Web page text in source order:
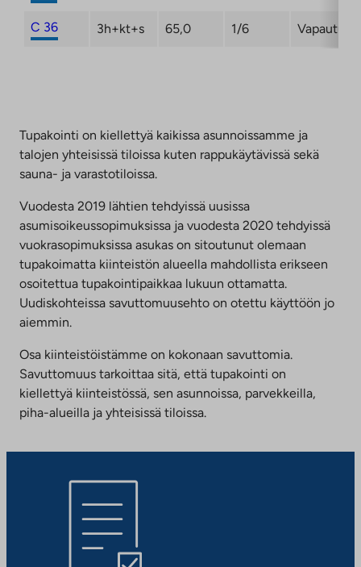
C 36 3h+kt+s 65,0 1/6
Tupakointi on kiellettyä kaikissa asunnoissamme ja
talojen yhteisissä tiloissa kuten rappukäytävissä sekä
sauna- ja varastotiloissa.
Vuodesta 2019 lähtien tehdyissä uusissa
asumisoikeussopimuksissa ja vuodesta 2020 tehdyissä
vuokrasopimuksissa asukas on sitoutunut olemaan
tupakoimatta kiinteistön alueella mahdollista erikseen
osoitettua tupakointipaikkaa lukuun ottamatta.
Uudiskohteissa savuttomuusehto on otettu käyttöön jo
aiemmin.
Osa kiinteistöistämme on kokonaan savuttomia.
Savuttomuus tarkoittaa sitä, että tupakointi on
kiellettyä kiinteistössä, sen asunnoissa, parvekkeilla,
piha-alueilla ja yhteisissä tiloissa.